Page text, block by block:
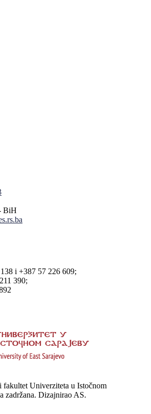
BiH
i +387 57 226 609;
390;
fakultet Univerziteta u Istočnom
zadržana. Dizajnirao AS.